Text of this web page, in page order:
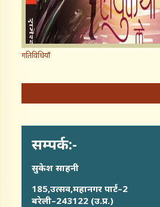
गतिविधियाँ
सम्पर्क:-
सुकेश साहनी
185,उत्सव,महानगर पार्ट–2
बरेली–243122 (उ.प्र.)